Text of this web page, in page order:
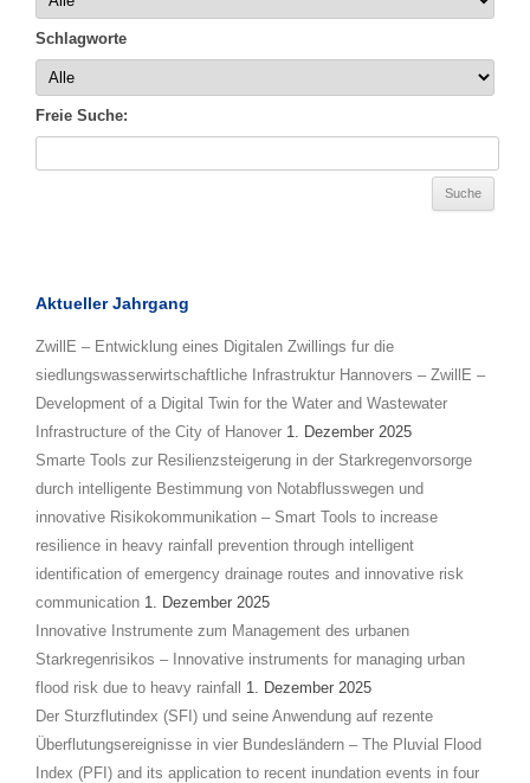
Schlagworte
Freie Suche:
Aktueller Jahrgang
ZwillE – Entwicklung eines Digitalen Zwillings fur die
siedlungswasserwirtschaftliche Infrastruktur Hannovers – ZwillE –
Development of a Digital Twin for the Water and Wastewater
Infrastructure of the City of Hanover 1. Dezember 2025
Smarte Tools zur Resilienzsteigerung in der Starkregenvorsorge
durch intelligente Bestimmung von Notabflusswegen und
innovative Risikokommunikation – Smart Tools to increase
resilience in heavy rainfall prevention through intelligent
identification of emergency drainage routes and innovative risk
communication 1. Dezember 2025
Innovative Instrumente zum Management des urbanen
Starkregenrisikos – Innovative instruments for managing urban
flood risk due to heavy rainfall
1. Dezember 2025
Der Sturzflutindex (SFI) und seine Anwendung auf rezente
Überflutungsereignisse in vier Bundesländern – The Pluvial Flood
Index (PFI) and its application to recent inundation events in four